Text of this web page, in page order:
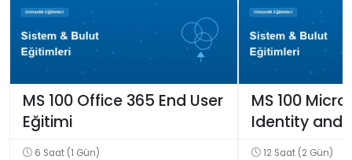
MS 100 Office 365 End User
Eğitimi
6 Saat (1 Gün)
MS 100
Identity and
Eğitimi
12 Saat (2 Gün)